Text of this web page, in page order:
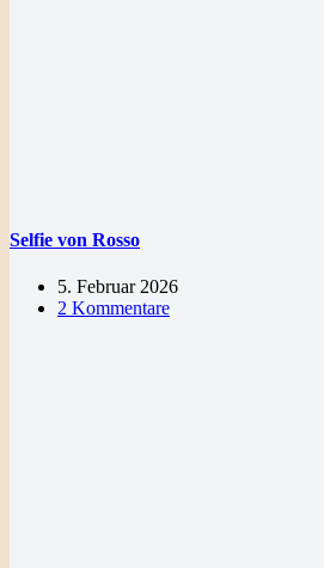
Selfie von Rosso
5. Februar 2026
2 Kommentare